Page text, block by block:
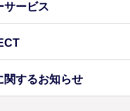
サービス
関するお知らせ